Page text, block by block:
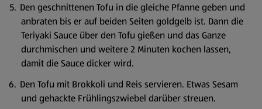
Den geschnittenen Tofu in die gleiche Pfanne geben und
anbraten bis er auf beiden Seiten goldgelb ist. Dann die
Teriyaki Sauce über den Tofu gießen und das Ganze
durchmischen und weitere 2 Minuten kochen lassen,
damit die Sauce dicker wird.
Den Tofu mit Brokkoli und Reis servieren. Etwas Sesam
und gehackte Frühlingszwiebel darüber streuen.